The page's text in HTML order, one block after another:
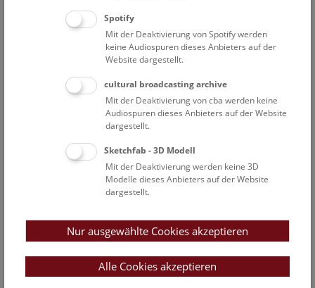
Erleben Sie einen kulturhistorischen Spaziergang durch
das Museum, der am Dach des Hauses mit einem
fantastischen Wienblick endet. In der Adventzeit (bis 23.
Dezember) wird dazu eine heiße Tasse Punsch serviert.
Jeden Freitag, Samstag und Sonntag um 16:00
Uhr, Mittwoch um 18:30 Uhr.
Führungskarte: 9,- Euro, zuzüglich Eintritt
Keine Anmeldung erforderlich. Ab 12 Jahren.
Die Natur im Winter
Dr. Claudia Roson erklärt in ihrer Führung: Wie
Strategie ist die beste? Warum verlassen manche
Tierarten ihren nun eisigen Lebensraum, während andere
diesen sogar aktiv aufsuchen?
18. Dezember, 15:00 Uhr
Spotify
Mit der Deaktivierung von Spotify werden
keine Audiospuren dieses Anbieters auf der
Website dargestellt.
cultural broadcasting archive
Mit der Deaktivierung von cba werden keine
Audiospuren dieses Anbieters auf der Website
dargestellt.
Sketchfab - 3D Modell
Mit der Deaktivierung werden keine 3D
Modelle dieses Anbieters auf der Website
dargestellt.
Nur ausgewählte Cookies akzeptieren
Alle Cookies akzeptieren